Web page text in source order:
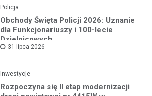
Policja
Obchody Święta Policji 2026: Uznanie
dla Funkcjonariuszy i 100-lecie
Dzielnicowych
31 lipca 2026
Inwestycje
Rozpoczyna się II etap modernizacji